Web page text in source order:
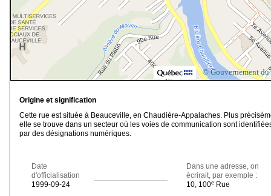
© Gouvernement du
Origine et signification
Cette rue est située à Beauceville, en Chaudière-Appalaches. Plus
elle se trouve dans un secteur où les voies de communication sont
par des désignations numériques.
Date
d'officialisation
1999-09-24
Dans une adresse, on
écrirait, par exemple :
10, 100eRue